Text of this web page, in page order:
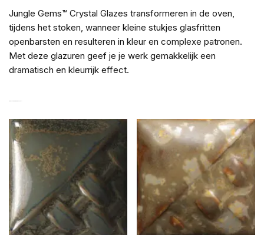
Jungle Gems™ Crystal Glazes transformeren in de oven,
tijdens het stoken, wanneer kleine stukjes glasfritten
openbarsten en resulteren in kleur en complexe patronen.
Met deze glazuren geef je je werk gemakkelijk een
dramatisch en kleurrijk effect.